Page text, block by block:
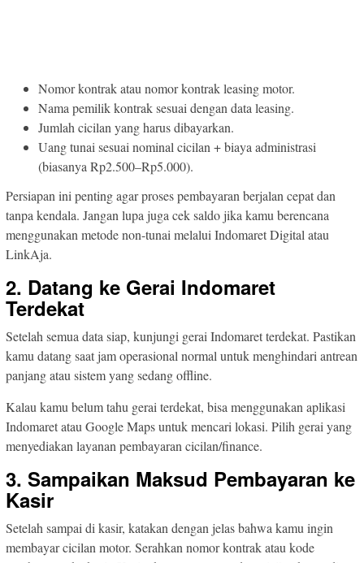
Nomor kontrak atau nomor kontrak leasing motor.
Nama pemilik kontrak sesuai dengan data leasing.
Jumlah cicilan yang harus dibayarkan.
Uang tunai sesuai nominal cicilan + biaya administrasi
(biasanya Rp2.500–Rp5.000).
Persiapan ini penting agar proses pembayaran berjalan cepat dan
tanpa kendala. Jangan lupa juga cek saldo jika kamu berencana
menggunakan metode non-tunai melalui Indomaret Digital atau
LinkAja.
2. Datang ke Gerai Indomaret
Terdekat
Setelah semua data siap, kunjungi gerai Indomaret terdekat. Pastikan
kamu datang saat jam operasional normal untuk menghindari antrean
panjang atau sistem yang sedang offline.
Kalau kamu belum tahu gerai terdekat, bisa menggunakan aplikasi
Indomaret atau Google Maps untuk mencari lokasi. Pilih gerai yang
menyediakan layanan pembayaran cicilan/finance.
3. Sampaikan Maksud Pembayaran ke
Kasir
Setelah sampai di kasir, katakan dengan jelas bahwa kamu ingin
membayar cicilan motor. Serahkan nomor kontrak atau kode